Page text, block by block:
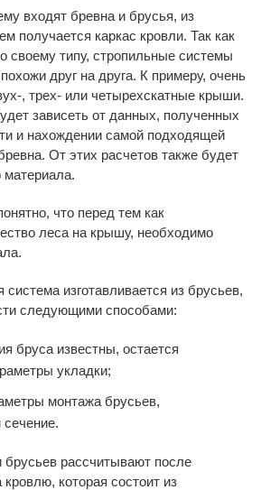
входят бревна и брусья, из
получается каркас кровли. Так как
своему типу, стропильные системы
друг на друга. К примеру, очень
, трех- или четырехскатные крыши.
зависеть от данных, полученных
и нахождении самой подходящей
От этих расчетов также будет
материала.
что перед тем как
леса на крышу, необходимо
изготавливается из брусьев,
следующими способами:
бруса известны, остается
укладки;
монтажа брусьев,
брусьев рассчитывают после
кровлю, которая состоит из